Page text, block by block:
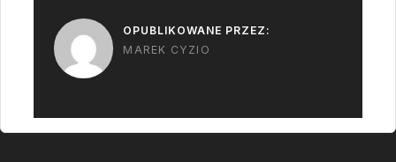
OPUBLIKOWANE PRZEZ:
MAREK CYZIO